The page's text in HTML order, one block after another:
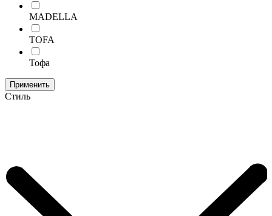
MADELLA
TOFA
Тофа
Применить
Стиль